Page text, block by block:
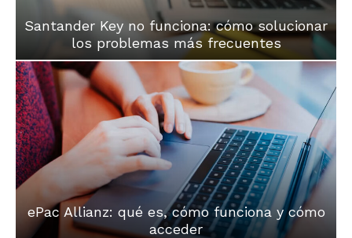
Santander Key no funciona: cómo solucionar
los problemas más frecuentes
ePac Allianz: qué es, cómo funciona y cómo
acceder